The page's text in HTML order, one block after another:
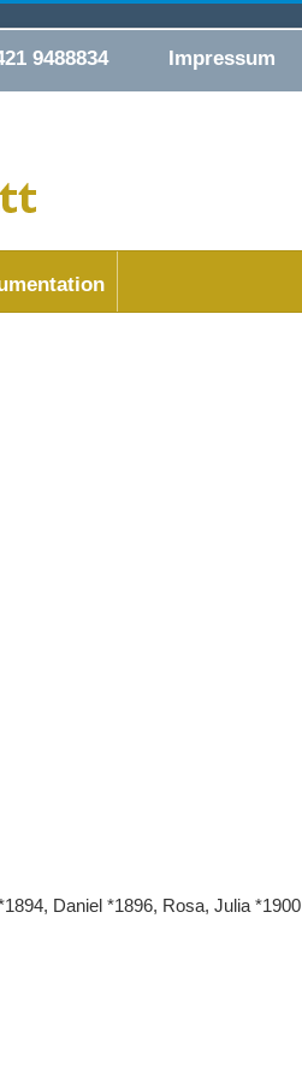
9488834 Impressum
Daniel *1896, Rosa, Julia *1900